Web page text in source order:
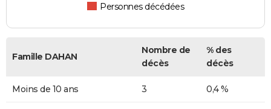
Personnes décédées
Famille DAHAN
Nombre de
décès
% des
décès
Moins de 10 ans 3 0,4 %